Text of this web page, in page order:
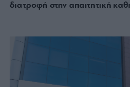
διατροφή στην απαιτητική